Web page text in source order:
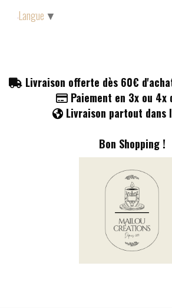
Livraison offerte dès 60€
Paiement en 3x ou 4x
 Livraison partout dans
Bon Shopping !
Langue ▼